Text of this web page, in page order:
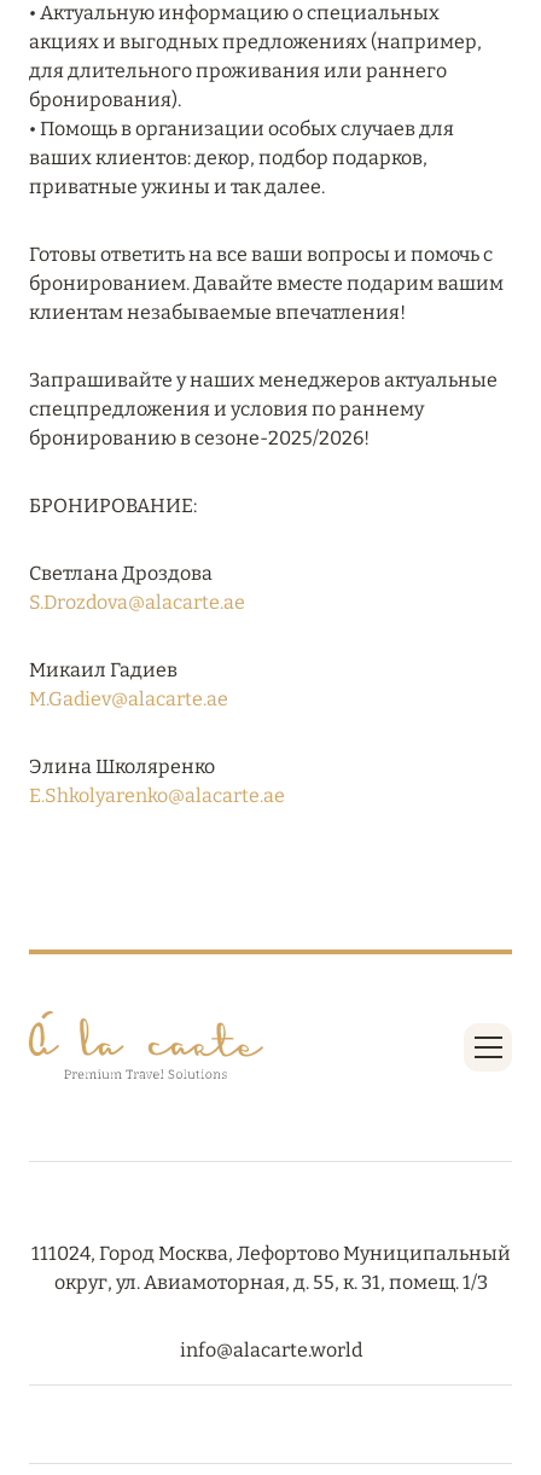
27 сентября 2024
RIXOS PREMIUM SAADIYAT ISLAND ABU DHABI:
КОНЦЕПЦИЯ «ВСЁ ВКЛЮЧЕНО – ВСЁ
ЭКСКЛЮЗИВНО»
Подробнее
ВЫГОДНАЯ АРИФМЕТИКА ОТ ULTIMA GSTAAD
Подробнее
THE NAUTILUS MALDIVES: МАНТЫ, КИТОВЫЕ
Подробнее
30 июля 2024
ONE&ONLY PORTONOVI: В АВГУСТЕ ПО
Подробнее
ПРЕДЛОЖЕНИЯ
05 июля 2024
26 июня 2024
КОМФОРТА, ЗДОРОВЬЯ И ГАРМОНИЧНОГО
• Актуальную информацию о специальных
акциях и выгодных предложениях (например,
для длительного проживания или раннего
бронирования).
• Помощь в организации особых случаев для
ваших клиентов: декор, подбор подарков,
приватные ужины и так далее.
Готовы ответить на все ваши вопросы и помочь с
бронированием. Давайте вместе подарим вашим
клиентам незабываемые впечатления!
Запрашивайте у наших менеджеров актуальные
спецпредложения и условия по раннему
бронированию в сезоне-2025/2026!
БРОНИРОВАНИЕ:
Светлана Дроздова
S.Drozdova@alacarte.ae
Микаил Гадиев
M.Gadiev@alacarte.ae
Элина Школяренко
E.Shkolyarenko@alacarte.ae
111024, Город Москва, Лефортово Муниципальный
округ, ул. Авиамоторная, д. 55, к. 31, помещ. 1/3
info@alacarte.world